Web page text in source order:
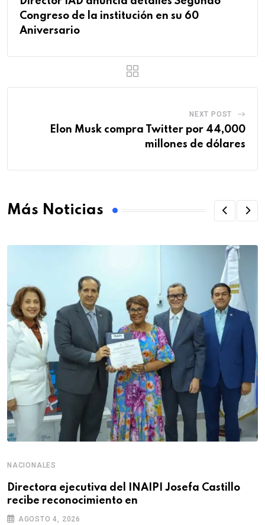
Congreso de la institución en su 60
Aniversario
NEXT POST
Elon Musk compra Twitter por 44,000
millones de dólares
Más Noticias
NACIONALES
Directora ejecutiva del INAIPI Josefa Castillo
recibe reconocimiento en
AGOSTO 4, 2026